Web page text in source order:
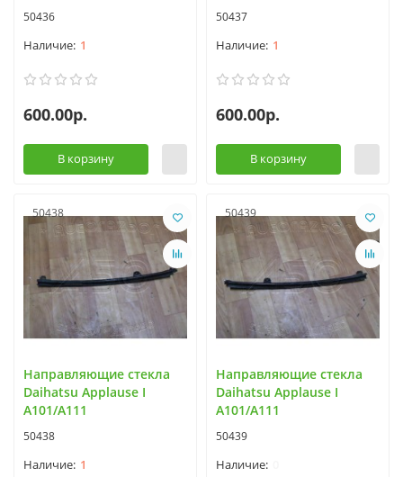
50436
1
600.00р.
В корзину
50437
1
600.00р.
В корзину
50438
Направляющие стекла
Daihatsu Applause I
A101/A111
50438
1
50439
Направляющие стекла
Daihatsu Applause I
A101/A111
50439